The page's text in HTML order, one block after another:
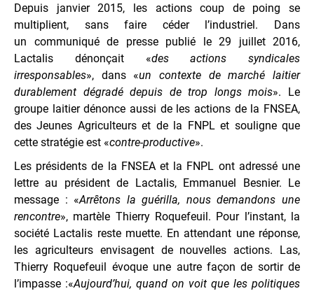
Depuis janvier 2015, les actions coup de poing se
multiplient, sans faire céder l’industriel. Dans
un communiqué de presse publié le 29 juillet 2016,
Lactalis dénonçait «des actions syndicales
irresponsables», dans «un contexte de marché laitier
durablement dégradé depuis de trop longs mois». Le
groupe laitier dénonce aussi de les actions de la FNSEA,
des Jeunes Agriculteurs et de la FNPL et souligne que
cette stratégie est «contre-productive».
Les présidents de la FNSEA et la FNPL ont adressé une
lettre au président de Lactalis, Emmanuel Besnier. Le
message : «Arrêtons la guérilla, nous demandons une
rencontre», martèle Thierry Roquefeuil. Pour l’instant, la
société Lactalis reste muette. En attendant une réponse,
les agriculteurs envisagent de nouvelles actions. Las,
Thierry Roquefeuil évoque une autre façon de sortir de
l’impasse :«Aujourd’hui, quand on voit que les politiques